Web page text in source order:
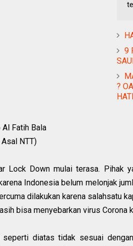
9
?
Al Fatih Bala
NTT)
Lock Down mulai terasa. Pihak
Indonesia belum melonjak
dilakukan karena salahsatu
bisa menyebarkan virus Corona
seperti diatas tidak sesuai